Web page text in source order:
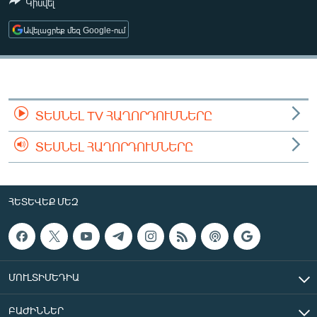
ՄԻՋԱԶԳԱՅԻՆ
ՄՇԱԿՈՒՅԹ
ՍՊՈՐՏ
ՏՏ ԵՒ ԻՆՏԵՐՆԵՏ
ԿՈՐՈՆԱՎԻՐՈՒՍ
ԱՐԽԻՎ
ՏԵՍԱՆՅՈՒԹԵՐ
ՁԳՏԵԼՈՎ ԼԱՎԱԳՈՒՅՆԻՆ
Հայերեն
Կիսվել
Ավելացրեք մեզ Google-ում
ՏԵՍՆԵԼ TV ՀԱՂՈՐԴՈՒՄՆԵՐԸ
ՏԵՍՆԵԼ ՀԱՂՈՐԴՈՒՄՆԵՐԸ
ՀԵՏԵՎԵՔ ՄԵԶ
ՄՈՒԼՏԻՄԵԴԻԱ
ԲԱԺԻՆՆԵՐ